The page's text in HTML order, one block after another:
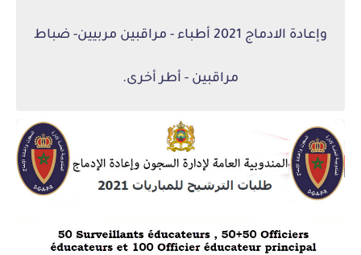
وإعادة الادماج 2021 أطباء - مراقبين مربيين- ضباط
مراقبين - أطر أخرى.